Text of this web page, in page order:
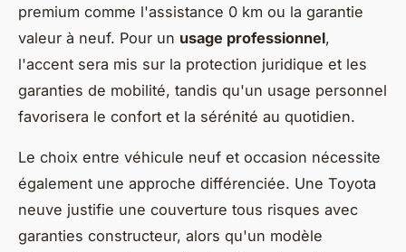
premium comme l'assistance 0 km ou la garantie
valeur à neuf. Pour un usage professionnel,
l'accent sera mis sur la protection juridique et les
garanties de mobilité, tandis qu'un usage personnel
favorisera le confort et la sérénité au quotidien.
Le choix entre véhicule neuf et occasion nécessite
également une approche différenciée. Une Toyota
neuve justifie une couverture tous risques avec
garanties constructeur, alors qu'un modèle